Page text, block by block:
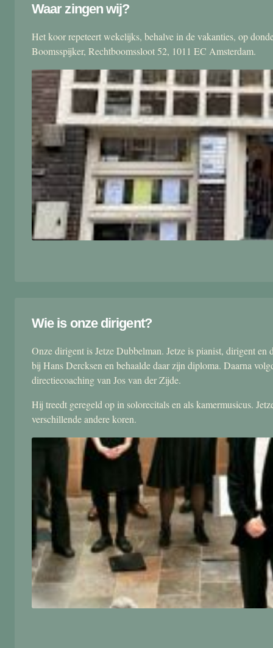
Waar zingen wij?
Het koor repeteert wekelijks, behalve in de vakanties, op
Boomsspijker, Rechtboomssloot 52, 1011 EC Amsterdam.
Wie is onze dirigent?
Onze dirigent is Jetze Dubbelman. Jetze is pianist, dirigent
bij Hans Dercksen en behaalde daar zijn diploma. Daarna
directiecoaching van Jos van der Zijde.
Hij treedt geregeld op in solorecitals en als kamermusicus.
verschillende andere koren.